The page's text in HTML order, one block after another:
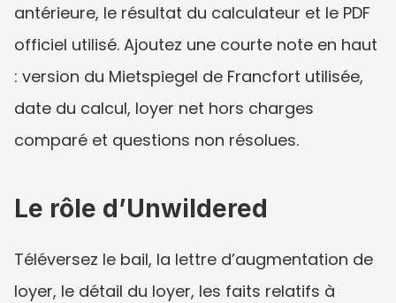
antérieure, le résultat du calculateur et le PDF
officiel utilisé. Ajoutez une courte note en haut
: version du Mietspiegel de Francfort utilisée,
date du calcul, loyer net hors charges
comparé et questions non résolues.
Le rôle d’Unwildered
Téléversez le bail, la lettre d’augmentation de
loyer, le détail du loyer, les faits relatifs à